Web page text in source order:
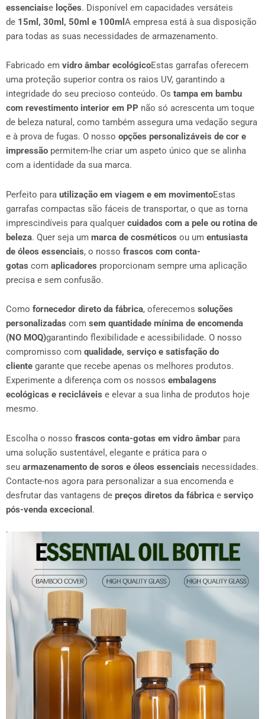
essenciaise loções. Disponível em capacidades versáteis
de 15ml, 30ml, 50ml e 100ml A empresa está à sua disposição
para todas as suas necessidades de armazenamento.
Fabricado em vidro âmbar ecológicoEstas garrafas oferecem
uma proteção superior contra os raios UV, garantindo a
integridade do seu precioso conteúdo. Os tampa em bambu
com revestimento interior em PP não só acrescenta um toque
de beleza natural, como também assegura uma vedação segura
e à prova de fugas. O nosso opções personalizáveis de cor e
impressão permitem-lhe criar um aspeto único que se alinha
com a identidade da sua marca.
Perfeito para utilização em viagem e em movimentoEstas
garrafas compactas são fáceis de transportar, o que as torna
imprescindíveis para qualquer cuidados com a pele ou rotina de
beleza. Quer seja um marca de cosméticos ou um entusiasta
de óleos essenciais, o nosso frascos com conta-
gotas com aplicadores proporcionam sempre uma aplicação
precisa e sem confusão.
Como fornecedor direto da fábrica, oferecemos soluções
personalizadas com sem quantidade mínima de encomenda
(NO MOQ)garantindo flexibilidade e acessibilidade. O nosso
compromisso com qualidade, serviço e satisfação do
cliente garante que recebe apenas os melhores produtos.
Experimente a diferença com os nossos embalagens
ecológicas e recicláveis e elevar a sua linha de produtos hoje
mesmo.
Escolha o nosso frascos conta-gotas em vidro âmbar para
uma solução sustentável, elegante e prática para o
seu armazenamento de soros e óleos essenciais necessidades.
Contacte-nos agora para personalizar a sua encomenda e
desfrutar das vantagens de preços diretos da fábrica e serviço
pós-venda excecional .